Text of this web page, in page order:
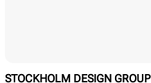
STOCKHOLM DESIGN GROUP